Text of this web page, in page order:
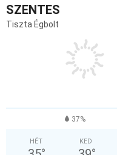
SZENTES
Tiszta Égbolt
37%
HÉT KED